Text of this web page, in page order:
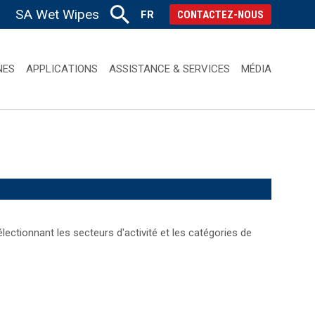
SA Wet Wipes FR CONTACTEZ-NOUS
APPLICATIONS ASSISTANCE & SERVICES MÉDIA
les secteurs d'activité et les catégories de